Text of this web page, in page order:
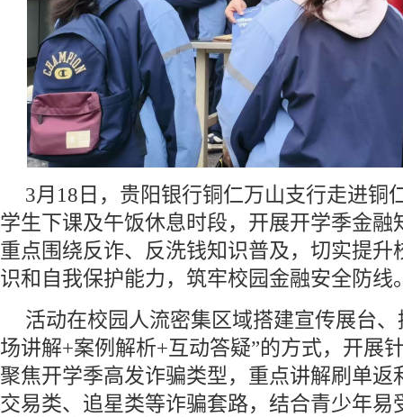
3月18日，贵阳银行铜仁万山支行走进铜
学生下课及午饭休息时段，开展开学季金融
重点围绕反诈、反洗钱知识普及，切实提升
识和自我保护能力，筑牢校园金融安全防线
活动在校园人流密集区域搭建宣传展台
场讲解+案例解析+互动答疑”的方式，开展
聚焦开学季高发诈骗类型，重点讲解刷单返
交易类、追星类等诈骗套路，结合青少年易